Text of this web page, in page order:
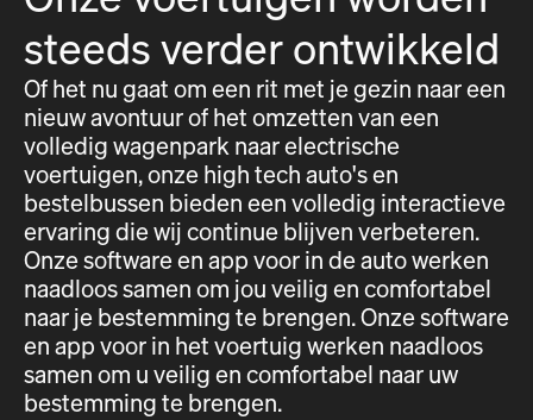
steeds verder ontwikkeld
Of het nu gaat om een rit met je gezin naar een
nieuw avontuur of het omzetten van een
volledig wagenpark naar electrische
voertuigen, onze high tech auto's en
bestelbussen bieden een volledig interactieve
ervaring die wij continue blijven verbeteren.
Onze software en app voor in de auto werken
naadloos samen om jou veilig en comfortabel
naar je bestemming te brengen. Onze software
en app voor in het voertuig werken naadloos
samen om u veilig en comfortabel naar uw
bestemming te brengen.